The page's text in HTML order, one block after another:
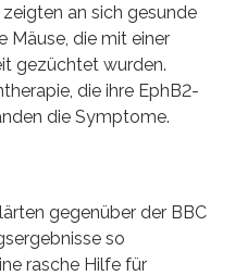
an sich gesunde
Mäuse, die mit einer
gezüchtet wurden.
die ihre EphB2-
die Symptome.
gegenüber der BBC
so
rasche Hilfe für